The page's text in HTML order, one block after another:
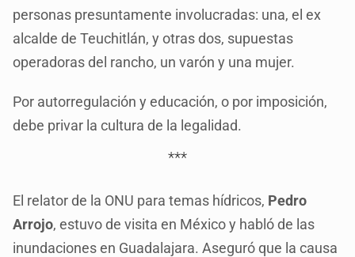
personas presuntamente involucradas: una, el ex
alcalde de Teuchitlán, y otras dos, supuestas
operadoras del rancho, un varón y una mujer.
Por autorregulación y educación, o por imposición,
debe privar la cultura de la legalidad.
***
El relator de la ONU para temas hídricos, Pedro
Arrojo, estuvo de visita en México y habló de las
inundaciones en Guadalajara. Aseguró que la causa